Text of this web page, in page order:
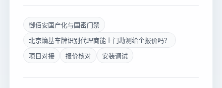
御佰安国产化与国密门禁
北京熵基车牌识别代理商能上门勘测给个报价吗？
项目对接
报价核对 安装调试